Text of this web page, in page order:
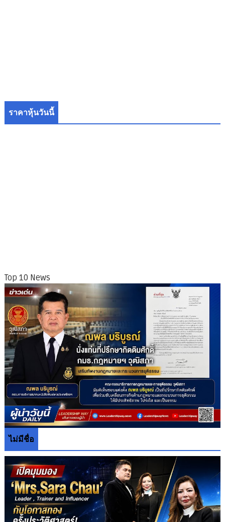
ราคาหุ้นวันนี้
Top 10 News
ไม่มีชื่อ